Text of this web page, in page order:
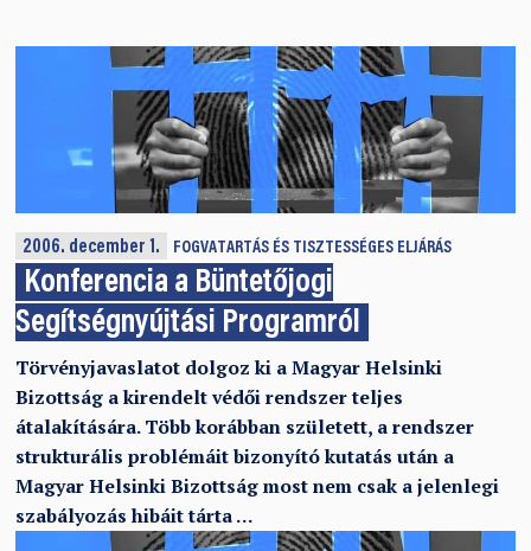
2006. december 1. FOGVATARTÁS ÉS TISZTESSÉGES ELJÁRÁS
Konferencia a Büntetőjogi
Segítségnyújtási Programról
Törvényjavaslatot dolgoz ki a Magyar Helsinki
Bizottság a kirendelt védői rendszer teljes
átalakítására. Több korábban született, a rendszer
strukturális problémáit bizonyító kutatás után a
Magyar Helsinki Bizottság most nem csak a jelenlegi
szabályozás hibáit tárta …